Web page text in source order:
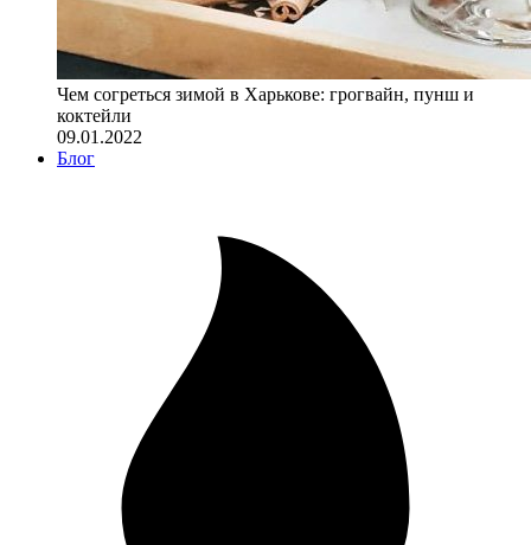
Чем согреться зимой в Харькове: грогвайн, пунш и
коктейли
09.01.2022
Блог